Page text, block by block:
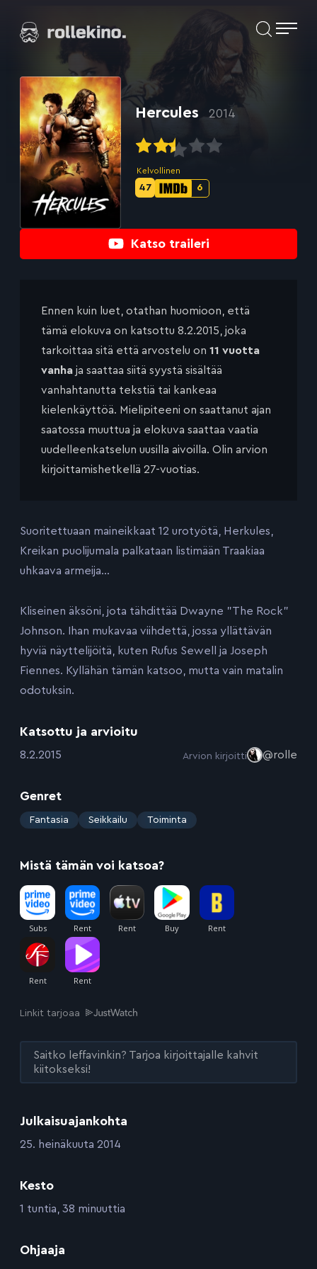
suoraan
Elokuvat ja elokuva-arviot | Rollekino.fi
lopputekstien
jälkeen.
Katso traileri
Hercules 2014
Kelvollinen
IMDb-
6
Metascore-
47
Julkaisuajankohta
:25. heinäkuuta 2014
Kesto
:1 tuntia, 38 minuuttia
Ohjaaja
Ennen kuin luet, otathan huomioon, että
tämä elokuva on katsottu 8.2.2015, joka
tarkoittaa sitä että arvostelu on 11 vuotta
vanha ja saattaa siitä syystä sisältää
vanhahtanutta tekstiä tai kankeaa
kielenkäyttöä. Mielipiteeni on saattanut ajan
saatossa muuttua ja elokuva saattaa vaatia
uudelleenkatselun uusilla aivoilla. Olin arvion
kirjoittamishetkellä 27-vuotias.
Suoritettuaan maineikkaat 12 urotyötä, Herkules,
Kreikan puolijumala palkataan listimään Traakiaa
uhkaava armeija…
Kliseinen äksöni, jota tähdittää Dwayne ”The Rock”
Johnson. Ihan mukavaa viihdettä, jossa yllättävän
hyviä näyttelijöitä, kuten Rufus Sewell ja Joseph
Fiennes. Kyllähän tämän katsoo, mutta vain matalin
odotuksin.
Katsottu ja arvioitu
:8.2.2015 Arvion kirjoitti @rolle
Genret
: Fantasia Seikkailu Toiminta
Mistä tämän voi katsoa?
Linkit tarjoaa
Saitko leffavinkin? Tarjoa kirjoittajalle kahvit
kiitokseksi!